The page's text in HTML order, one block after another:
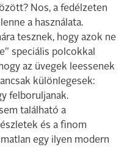
Nos, a fedélzeten
a használata.
tesznek, hogy azok ne
speciális polcokkal
az üvegek leessenek
különlegesek:
felboruljanak.
található a
és a finom
egy ilyen modern